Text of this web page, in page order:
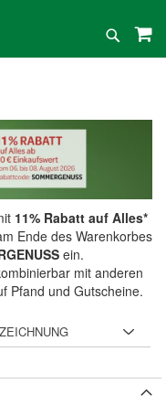
Suche
11% Rabatt auf Alles*
Ende des Warenkorbes
ein.
mit anderen
Pfand und Gutscheine.